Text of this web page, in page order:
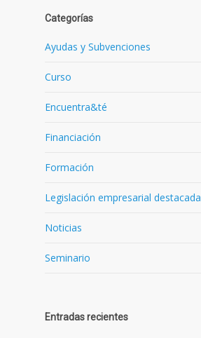
Categorías
Ayudas y Subvenciones
Curso
Encuentra&té
Financiación
Formación
Legislación empresarial destacada
Noticias
Seminario
Entradas recientes